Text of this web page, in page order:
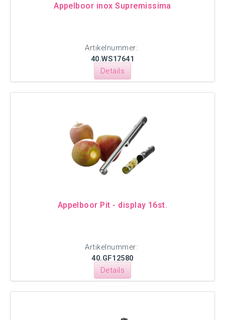
Appelboor inox Supremissima
Artikelnummer:
40.WS17641
Details
Appelboor Pit - display 16st.
Artikelnummer:
40.GF12580
Details